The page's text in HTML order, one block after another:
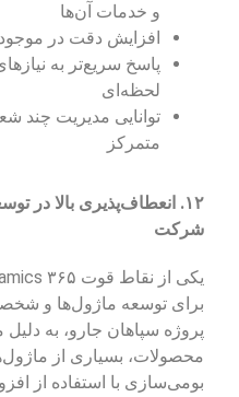
و خدمات آن‌ها
افزایش دقت در
پاسخ سریع‌تر به
لحظه‌ای
توانایی مدیریت چند
متمرکز
۱۲. انعطاف‌پذیری بالا در
شرکت
برای توسعه ماژول‌ها و
پروژه سپاهان جارو، به
محصولات، بسیاری از
بومی‌سازی با استفاده از